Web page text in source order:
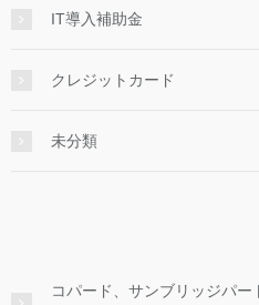
IT導入補助金
クレジットカード
未分類
コパード、サンブリッジパ